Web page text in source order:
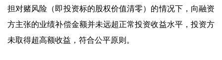
担对赌风险（即投资标的股权价值清零）的情况下，向融资
方主张的业绩补偿金额并未远超正常投资收益水平，投资方
未取得超高额收益，符合公平原则。